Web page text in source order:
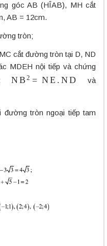
góc AB (HÎAB), MH cắt
AB = 12cm.
tròn;
cắt đường tròn tại D, ND
MDEH nội tiếp và chứng
NB2= E.ND và
tròn ngoại tiếp tam